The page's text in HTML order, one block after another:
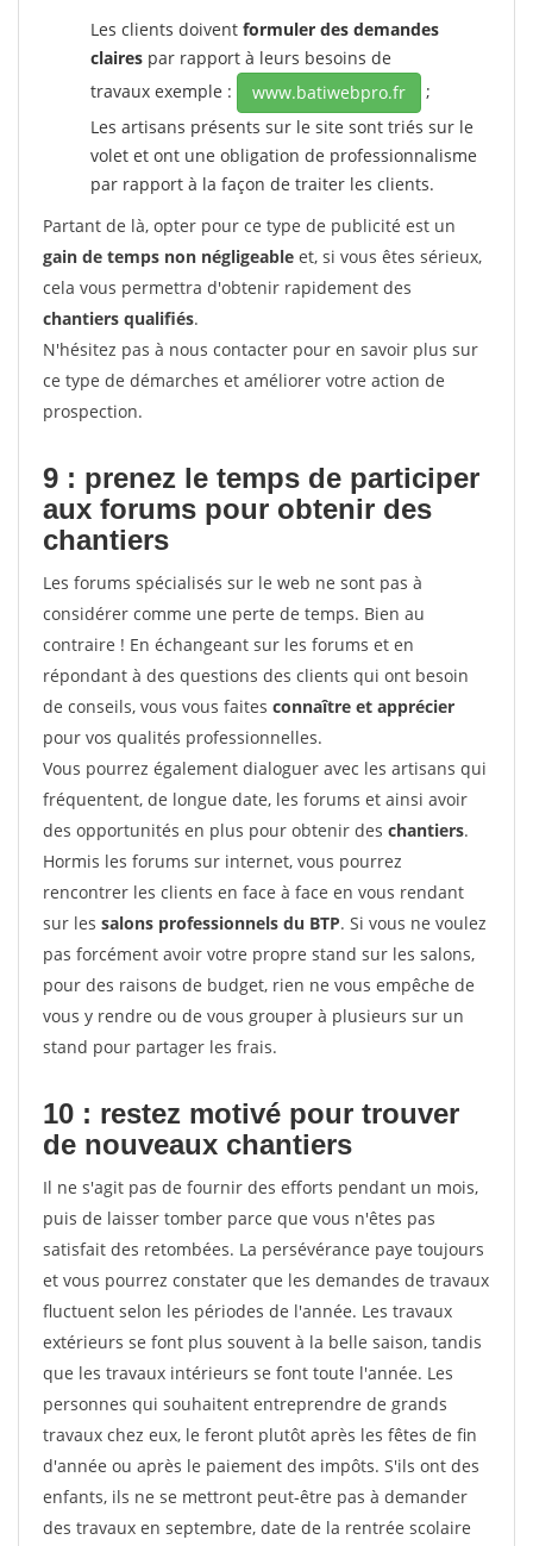
Les clients doivent formuler des demandes
claires par rapport à leurs besoins de
travaux exemple :
www.batiwebpro.fr
;
Les artisans présents sur le site sont triés sur le
volet et ont une obligation de professionnalisme
par rapport à la façon de traiter les clients.
Partant de là, opter pour ce type de publicité est un
gain de temps non négligeable et, si vous êtes sérieux,
cela vous permettra d'obtenir rapidement des
chantiers qualifiés.
N'hésitez pas à nous contacter pour en savoir plus sur
ce type de démarches et améliorer votre action de
prospection.
9 : prenez le temps de participer
aux forums pour obtenir des
chantiers
Les forums spécialisés sur le web ne sont pas à
considérer comme une perte de temps. Bien au
contraire ! En échangeant sur les forums et en
répondant à des questions des clients qui ont besoin
de conseils, vous vous faites connaître et apprécier
pour vos qualités professionnelles.
Vous pourrez également dialoguer avec les artisans qui
fréquentent, de longue date, les forums et ainsi avoir
des opportunités en plus pour obtenir des chantiers.
Hormis les forums sur internet, vous pourrez
rencontrer les clients en face à face en vous rendant
sur les salons professionnels du BTP. Si vous ne voulez
pas forcément avoir votre propre stand sur les salons,
pour des raisons de budget, rien ne vous empêche de
vous y rendre ou de vous grouper à plusieurs sur un
stand pour partager les frais.
10 : restez motivé pour trouver
de nouveaux chantiers
Il ne s'agit pas de fournir des efforts pendant un mois,
puis de laisser tomber parce que vous n'êtes pas
satisfait des retombées. La persévérance paye toujours
et vous pourrez constater que les demandes de travaux
fluctuent selon les périodes de l'année. Les travaux
extérieurs se font plus souvent à la belle saison, tandis
que les travaux intérieurs se font toute l'année. Les
personnes qui souhaitent entreprendre de grands
travaux chez eux, le feront plutôt après les fêtes de fin
d'année ou après le paiement des impôts. S'ils ont des
enfants, ils ne se mettront peut-être pas à demander
des travaux en septembre, date de la rentrée scolaire